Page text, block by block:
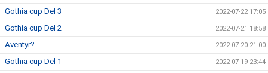
Gothia cup Del 3 2022-07-22 17:05
Gothia cup Del 2 2022-07-21 18:58
Äventyr? 2022-07-20 21:00
Gothia cup Del 1 2022-07-19 23:44